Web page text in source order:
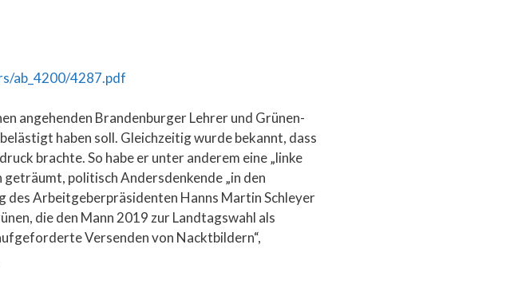
ab_4200/4287.pdf
angehenden Brandenburger Lehrer und Grünen-
haben soll. Gleichzeitig wurde bekannt, dass
brachte. So habe er unter anderem eine „linke
politisch Andersdenkende „in den
des Arbeitgeberpräsidenten Hanns Martin Schleyer
die den Mann 2019 zur Landtagswahl als
Versenden von Nacktbildern“,